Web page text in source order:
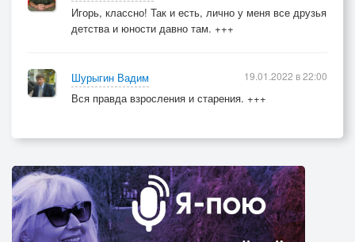
Игорь, классно! Так и есть, лично у меня все друзья
детства и юности давно там. +++
Шурыгин Вадим
Вся правда взросления и старения. +++
19.01.2022 в 22:00